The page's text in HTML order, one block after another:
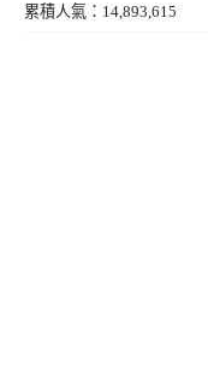
累積人氣：14,893,615